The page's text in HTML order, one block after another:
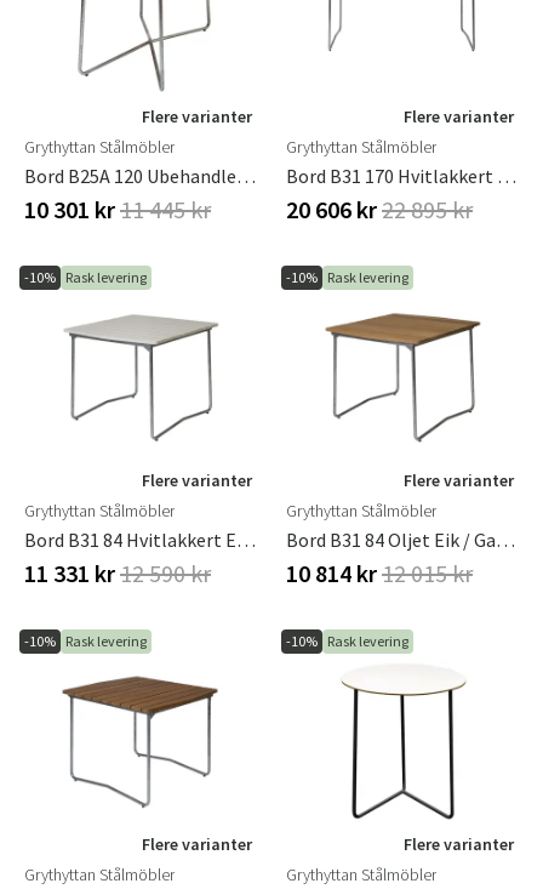
Flere varianter
Grythyttan Stålmöbler
Bord B25A 120 Ubehandlet Teak / Varmforsinket Stativ Grythyttan Stålmöbler
10 301 kr11 445 kr
Flere varianter
Grythyttan Stålmöbler
Bord B31 170 Hvitlakkert Eik / Varmforsinket Stativ Grythyttan Stålmöbler
20 606 kr22 895 kr
-10% Rask levering
Flere varianter
Grythyttan Stålmöbler
Bord B31 84 Hvitlakkert Eik / Galvanisert Sink Stativ Grythyttan Stålmöbler
11 331 kr12 590 kr
-10% Rask levering
Flere varianter
Grythyttan Stålmöbler
Bord B31 84 Oljet Eik / Galvanisert Sink Stativ Grythyttan Stålmöbler
10 814 kr12 015 kr
-10% Rask levering
Flere varianter
Grythyttan Stålmöbler
-10% Rask levering
Flere varianter
Grythyttan Stålmöbler